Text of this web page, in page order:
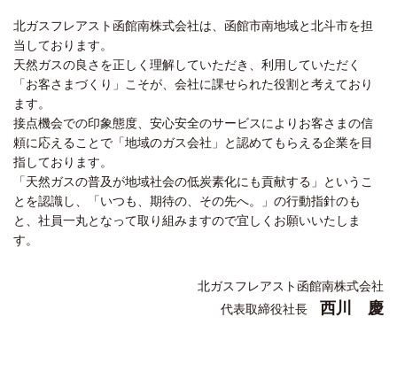
北ガスフレアスト函館南株式会社は、函館市南地域と北斗市を担
当しております。
天然ガスの良さを正しく理解していただき、利用していただく
「お客さまづくり」こそが、会社に課せられた役割と考えており
ます。
接点機会での印象態度、安心安全のサービスによりお客さまの信
頼に応えることで「地域のガス会社」と認めてもらえる企業を目
指しております。
「天然ガスの普及が地域社会の低炭素化にも貢献する」というこ
とを認識し、「いつも、期待の、その先へ。」の行動指針のも
と、社員一丸となって取り組みますので宜しくお願いいたしま
す。
北ガスフレアスト函館南株式会社
代表取締役社長 西川 慶